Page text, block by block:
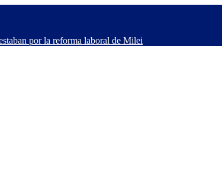
por la reforma laboral de Milei